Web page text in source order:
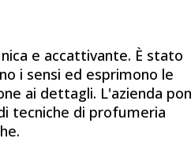
e accattivante. È stato
i sensi ed esprimono le
ai dettagli. L'azienda
tecniche di profumeria